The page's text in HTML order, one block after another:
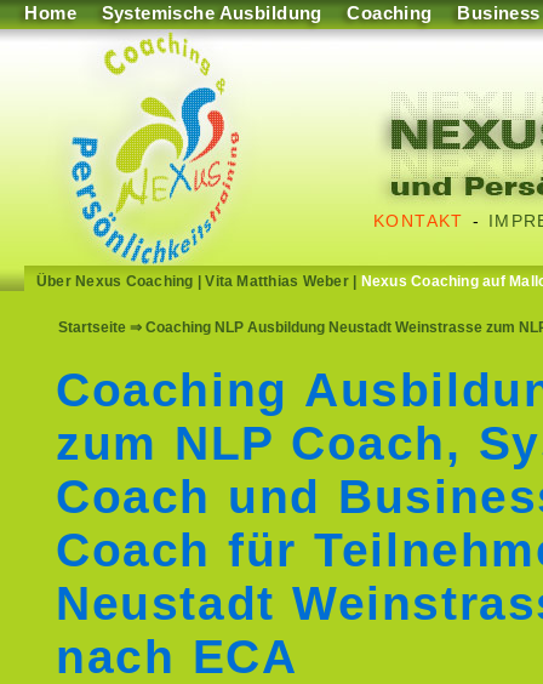
Home Systemische Ausbildung Coaching Business
KONTAKT -
Über Nexus Coaching |Vita Matthias Weber| Nexus Coaching auf
Startseite ⇒ Coaching NLP Ausbildung Neustadt Weinstrasse zum
Coaching
zum NLP Coach,
Coach und
Coach für
Neustadt
nach ECA